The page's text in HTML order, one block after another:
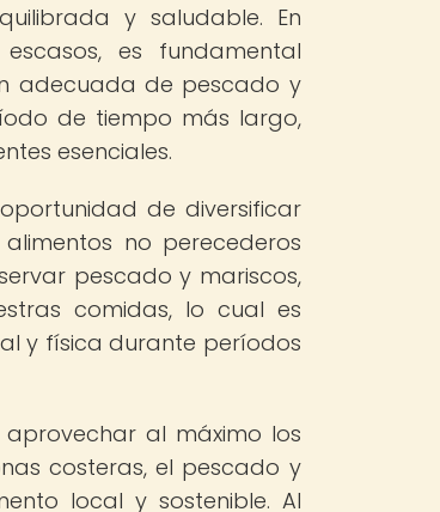
y saludable. En
es fundamental
adecuada de pescado y
de tiempo más largo,
esenciales.
de diversificar
no perecederos
pescado y mariscos,
comidas, lo cual es
y física durante períodos
al máximo los
costeras, el pescado y
local y sostenible. Al